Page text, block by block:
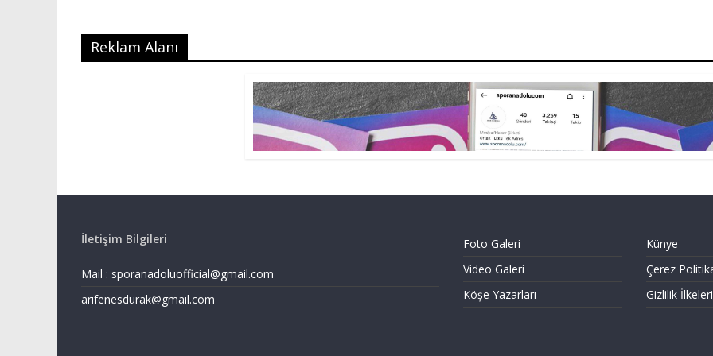
Reklam Alanı
İletişim Bilgileri
Mail : sporanadoluofficial@gmail.com
arifenesdurak@gmail.com
Foto Galeri
Video Galeri
Köşe Yazarları
Künye
Çerez
Gizlilik İlkeleri